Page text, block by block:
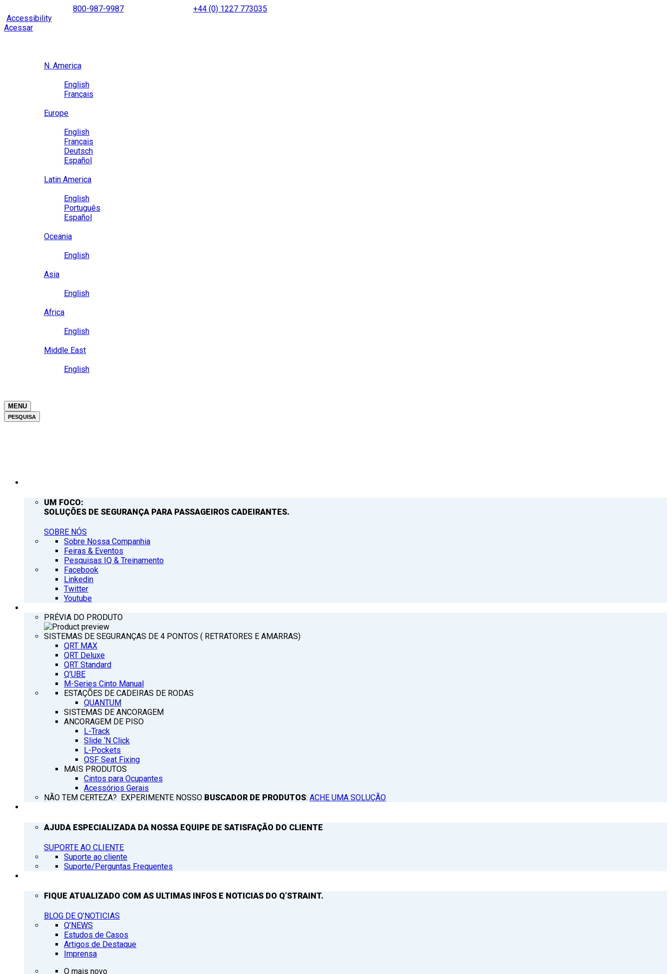
to
content
800-987-9987
+44 (0) 1227 773035
Accessibility
Acessar
N. America
English
Français
Europe
English
Français
Deutsch
Español
Latin America
English
Português
Español
Oceania
English
Asia
English
Africa
English
Middle East
English
MENU
PESQUISA
UM FOCO:
SOLUÇÕES DE SEGURANÇA PARA PASSAGEIROS CADEIRANTES.
SOBRE NÓS
Sobre Nossa Companhia
Feiras & Eventos
Pesquisas IQ & Treinamento
Facebook
Linkedin
Twitter
Youtube
PRÉVIA DO PRODUTO
SISTEMAS DE SEGURANÇAS DE 4 PONTOS ( RETRATORES E AMARRAS)
QRT MAX
QRT Deluxe
QRT Standard
Q’UBE
M-Series Cinto Manual
ESTAÇÕES DE CADEIRAS DE RODAS
QUANTUM
SISTEMAS DE ANCORAGEM
ANCORAGEM DE PISO
L-Track
Slide ‘N Click
L-Pockets
QSF Seat Fixing
MAIS PRODUTOS
Cintos para Ocupantes
Acessórios Gerais
NÃO TEM CERTEZA? EXPERIMENTE NOSSO BUSCADOR DE PRODUTOS: ACHE UMA SOLUÇÃO
AJUDA ESPECIALIZADA DA NOSSA EQUIPE DE SATISFAÇÃO DO CLIENTE
SUPORTE AO CLIENTE
Suporte ao cliente
Suporte/Perguntas Frequentes
FIQUE ATUALIZADO COM AS ULTIMAS INFOS E NOTICIAS DO Q’STRAINT.
BLOG DE Q’NOTICIAS
Q’NEWS
Estudos de Casos
Artigos de Destaque
Imprensa
O mais novo